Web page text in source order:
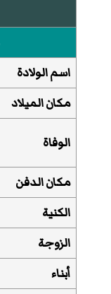
اسم الولادة
مكان الميلاد
الوفاة
مكان الدفن
الكنية
الزوجة
أبناء